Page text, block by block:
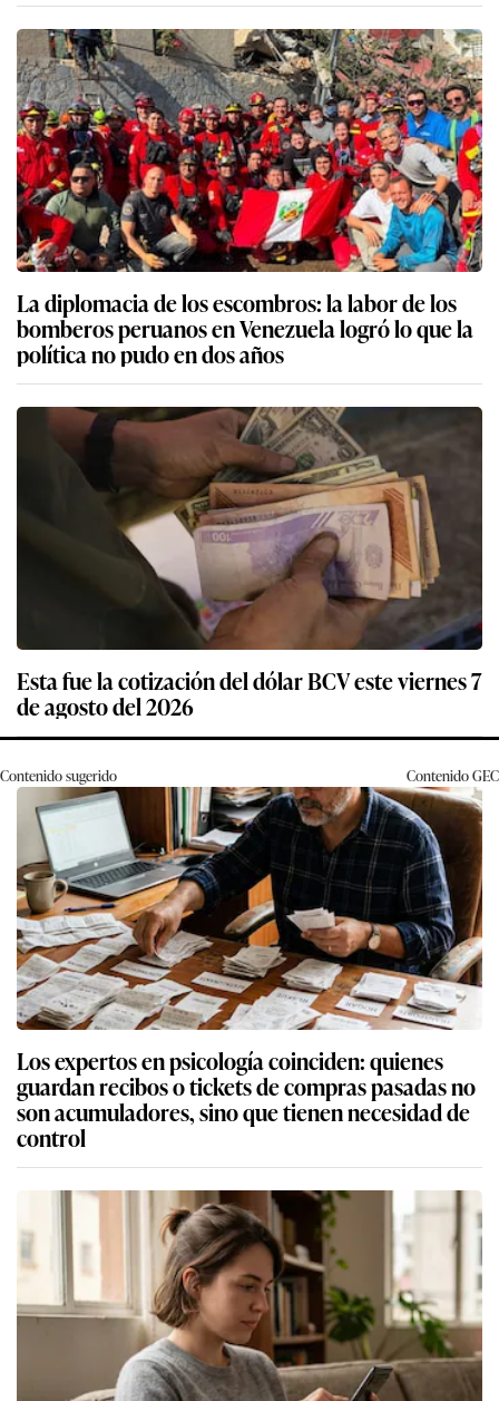
La diplomacia de los escombros: la labor de los
bomberos peruanos en Venezuela logró lo que la
política no pudo en dos años
Esta fue la cotización del dólar BCV este viernes 7
de agosto del 2026
Contenido sugerido ContenidoGEC
Los expertos en psicología coinciden: quienes
guardan recibos o tickets de compras pasadas no
son acumuladores, sino que tienen necesidad de
control